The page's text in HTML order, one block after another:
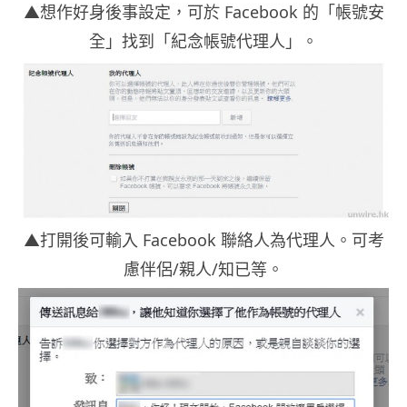
▲想作好身後事設定，可於 Facebook 的「帳號安
全」找到「紀念帳號代理人」。
▲打開後可輸入 Facebook 聯絡人為代理人。可考
慮伴侶/親人/知已等。